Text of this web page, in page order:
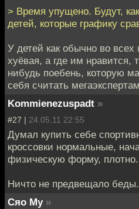
> Время упущено. Будут,
детей, которые графику
У детей как обычно во всех
хуёвая, а где им нравится,
нибудь поебень, которую
себя считать
Kommienezuspadt »
#27 | 24.05.11 22:55
Думал купить себе
кроссовки нормальные,
физическую форму, плотно.
Ничто не предвещало беды.
Сяо Му »